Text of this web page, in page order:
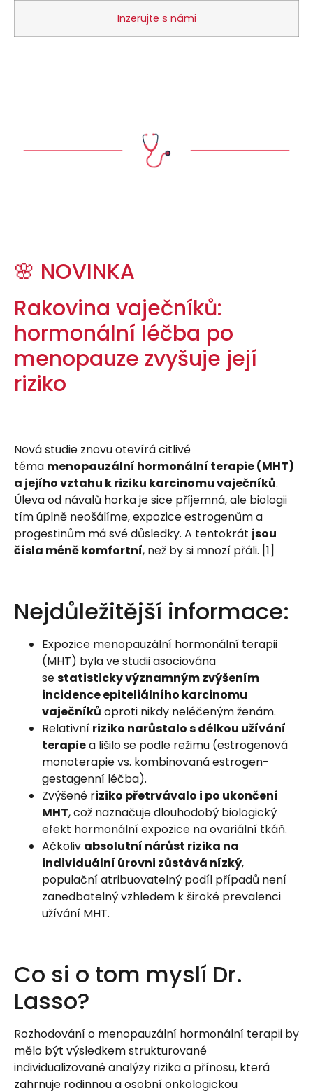
Inzerujte s námi
🌸 NOVINKA
Rakovina vaječníků:
hormonální léčba po
menopauze zvyšuje její
riziko
Nová studie znovu otevírá citlivé
téma menopauzální hormonální terapie (MHT)
a jejího vztahu k riziku karcinomu vaječníků.
Úleva od návalů horka je sice příjemná, ale biologii
tím úplně neošálíme, expozice estrogenům a
progestinům má své důsledky. A tentokrát jsou
čísla méně komfortní, než by si mnozí přáli. [1]
Nejdůležitější informace:
Expozice menopauzální hormonální terapii
(MHT) byla ve studii asociována
sestatisticky významným zvýšením
incidence epiteliálního karcinomu
vaječníků oproti nikdy neléčeným ženám.
Relativní riziko narůstalo s délkou užívání
terapiea lišilo se podle režimu (estrogenová
monoterapie vs. kombinovaná estrogen-
gestagenní léčba).
Zvýšené riziko přetrvávalo i po ukončení
MHT, což naznačuje dlouhodobý biologický
efekt hormonální expozice na ovariální tkáň.
Ačkoliv absolutní nárůst rizika na
individuální úrovni zůstává nízký,
populační atribuovatelný podíl případů není
zanedbatelný vzhledem k široké prevalenci
užívání MHT.
Co si o tom myslí Dr.
Lasso?
Rozhodování o menopauzální hormonální terapii by
mělo být výsledkem strukturované
individualizované analýzy rizika a přínosu, která
zahrnuje rodinnou a osobní onkologickou